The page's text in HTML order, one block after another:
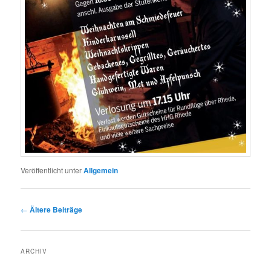
Veröffentlicht unterAllgemein
Beitragsnavigation
← Ältere Beiträge
ARCHIV